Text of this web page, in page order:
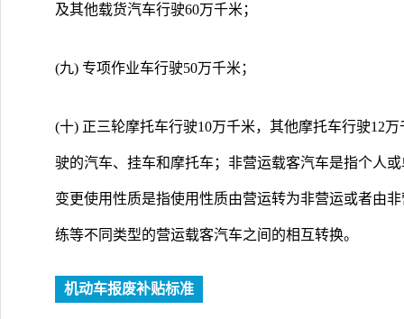
及其他载货汽车行驶60万千米；
(九) 专项作业车行驶50万千米；
(十) 正三轮摩托车行驶10万千米，其他摩托车行驶12
驶的汽车、挂车和摩托车；非营运载客汽车是指个人
变更使用性质是指使用性质由营运转为非营运或者由
练等不同类型的营运载客汽车之间的相互转换。
机动车报废补贴标准